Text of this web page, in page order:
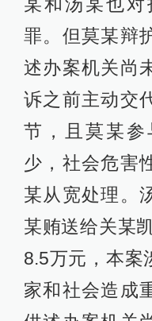
某和汤某也
罪。但莫某辩
述办案机关尚
诉之前主动交
节，且莫某
少，社会危害
某从宽处理。
某贿送给关某
8.5万元，本案
家和社会造成